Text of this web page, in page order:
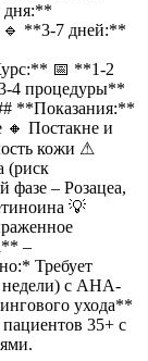
дня:**
🔹 **3-7 дней:**
📅 **1-2
4 процедуры**
**Показания:**
🔸 Постакне и
кожи ⚠
(риск
фазе – Розацеа,
💡
–
Требует
с AHA-
ухода**
35+ с